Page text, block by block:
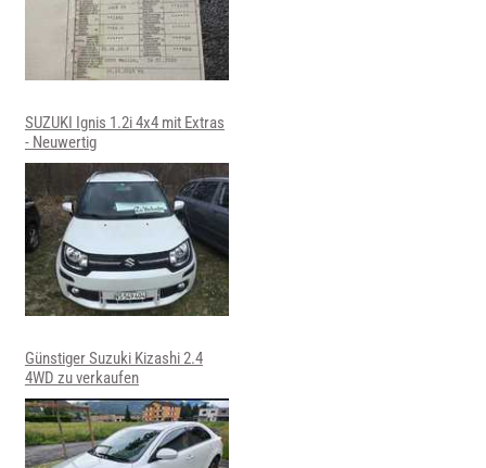
SUZUKI Ignis 1.2i 4x4 mit Extras
- Neuwertig
Günstiger Suzuki Kizashi 2.4
4WD zu verkaufen